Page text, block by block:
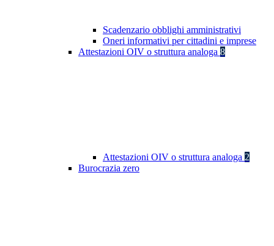
Scadenzario obblighi amministrativi
Oneri informativi per cittadini e imprese
Attestazioni OIV o struttura analoga 8
Attestazioni OIV o struttura analoga 2
Burocrazia zero